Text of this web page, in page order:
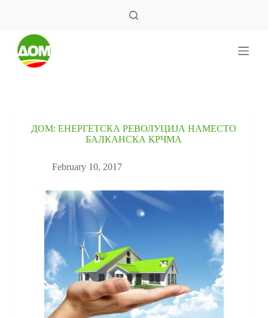
ДОМ: ЕНЕРГЕТСКА РЕВОЛУЦИЈА НАМЕСТО
БАЛКАНСКА КРЧМА
February 10, 2017